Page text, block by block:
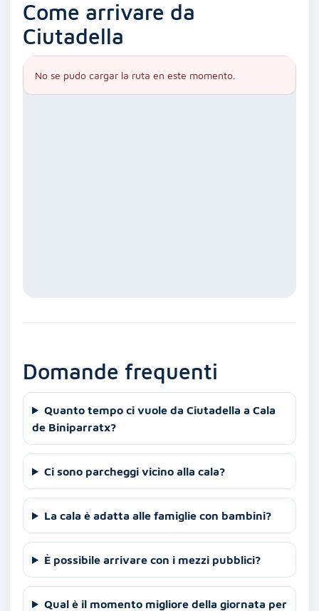
Come arrivare da
Ciutadella
No se pudo cargar la ruta en este momento.
Domande frequenti
Quanto tempo ci vuole da Ciutadella a Cala
de Biniparratx?
Ci sono parcheggi vicino alla cala?
La cala è adatta alle famiglie con bambini?
È possibile arrivare con i mezzi pubblici?
Qual è il momento migliore della giornata per